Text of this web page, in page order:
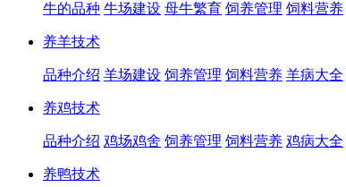
牛的品种 牛场建设 母牛繁育 饲养管理 饲料营养
养羊技术
品种介绍 羊场建设 饲养管理 饲料营养 羊病大全
养鸡技术
品种介绍 鸡场鸡舍 饲养管理 饲料营养 鸡病大全
养鸭技术